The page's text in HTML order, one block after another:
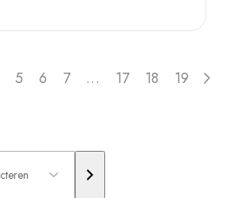
5 6 7 … 17 18 19